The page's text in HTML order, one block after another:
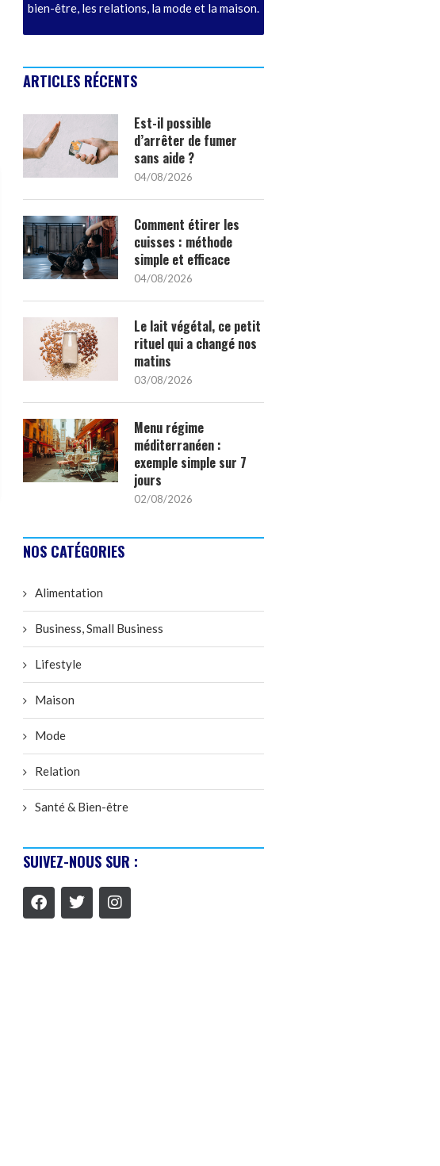
bien-être, les relations, la mode et la maison.
ARTICLES RÉCENTS
Est-il possible
d’arrêter de fumer
sans aide ?
04/08/2026
Comment étirer les
cuisses : méthode
simple et efficace
04/08/2026
Le lait végétal, ce petit
rituel qui a changé nos
matins
03/08/2026
Menu régime
méditerranéen :
exemple simple sur 7
jours
02/08/2026
NOS CATÉGORIES
Alimentation
Business, Small Business
Lifestyle
Maison
Mode
Relation
Santé & Bien-être
SUIVEZ-NOUS SUR :